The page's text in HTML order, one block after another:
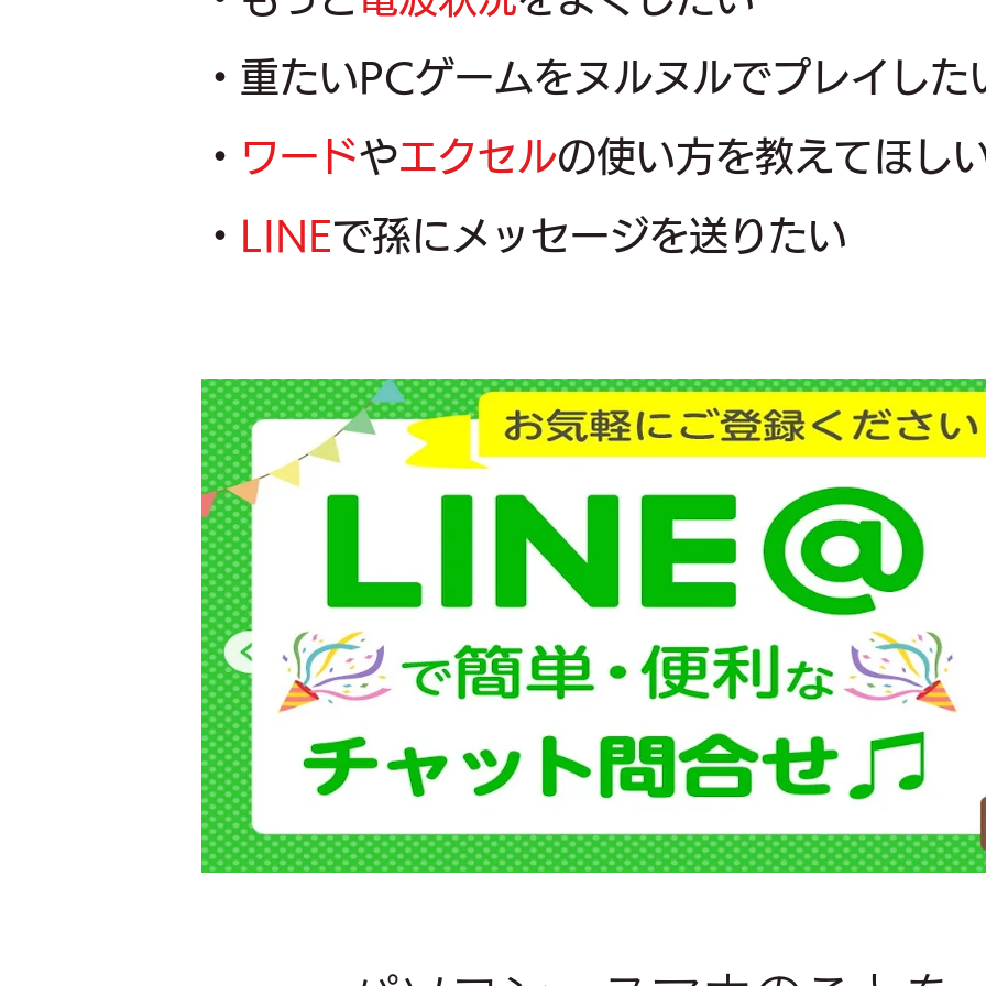
・重たいPCゲームをヌルヌルでプレイした
・ ワードやエクセルの使い方を教えてほし
・
LINEで孫にメッセージを送りたい